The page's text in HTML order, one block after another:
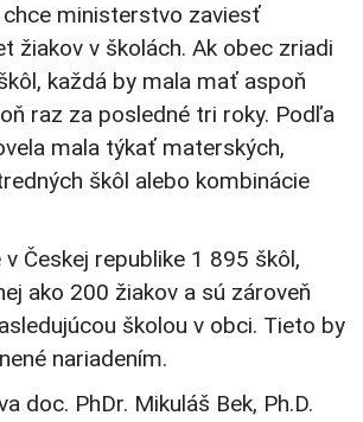
ministerstvo zaviesť
žiakov v školách. Ak obec zriadi
každá by mala mať aspoň
raz za posledné tri roky. Podľa
mala týkať materských,
škôl alebo kombinácie
Českej republike 1 895 škôl,
ako 200 žiakov a sú zároveň
školou v obci. Tieto by
nariadením.
doc. PhDr. Mikuláš Bek, Ph.D.